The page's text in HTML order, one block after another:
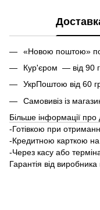
«Новою поштою» по
Кур'єром — від 90
УкрПоштою від 60
Самовивіз із
Більше інформації про
-Готівкою при
-Кредитною карткою
-Через касу або
Гарантія від виробника